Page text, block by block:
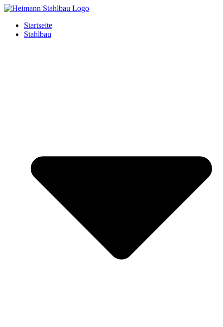
Startseite
Stahlbau